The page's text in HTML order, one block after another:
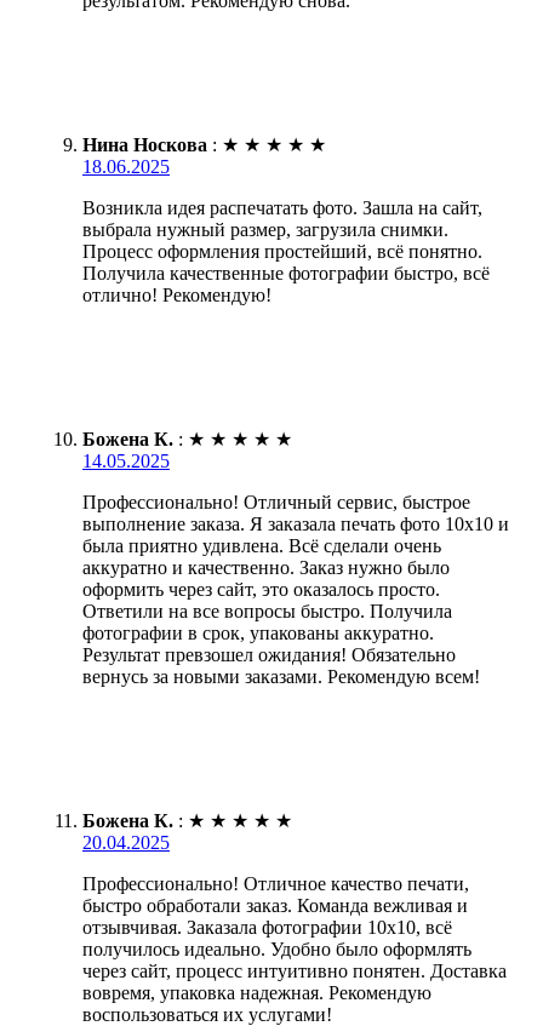
Нина Носкова : ★ ★ ★ ★ ★
18.06.2025
Возникла идея распечатать фото. Зашла на сайт,
выбрала нужный размер, загрузила снимки.
Процесс оформления простейший, всё понятно.
Получила качественные фотографии быстро, всё
отлично! Рекомендую!
Божена К. : ★ ★ ★ ★ ★
14.05.2025
Профессионально! Отличный сервис, быстрое
выполнение заказа. Я заказала печать фото 10х10 и
была приятно удивлена. Всё сделали очень
аккуратно и качественно. Заказ нужно было
оформить через сайт, это оказалось просто.
Ответили на все вопросы быстро. Получила
фотографии в срок, упакованы аккуратно.
Результат превзошел ожидания! Обязательно
вернусь за новыми заказами. Рекомендую всем!
Божена К. : ★ ★ ★ ★ ★
20.04.2025
Профессионально! Отличное качество печати,
быстро обработали заказ. Команда вежливая и
отзывчивая. Заказала фотографии 10х10, всё
получилось идеально. Удобно было оформлять
через сайт, процесс интуитивно понятен. Доставка
вовремя, упаковка надежная. Рекомендую
воспользоваться их услугами!